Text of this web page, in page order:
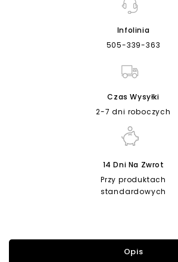
Infolinia
505-339-363
Czas Wysyłki
2-7 dni roboczych
14 Dni Na Zwrot
Przy produktach
standardowych
Opis